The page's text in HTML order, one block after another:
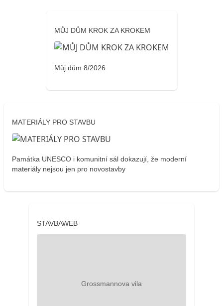
MŮJ DŮM KROK ZA KROKEM
Můj dům 8/2026
MATERIÁLY PRO STAVBU
Památka UNESCO i komunitní sál dokazují, že moderní
materiály nejsou jen pro novostavby
STAVBAWEB